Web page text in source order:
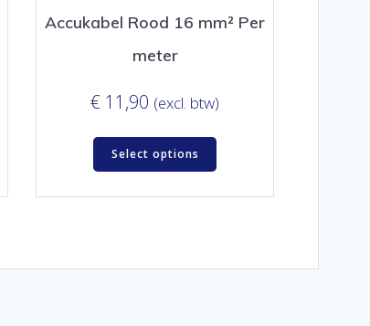
Accukabel Rood 16 mm² Per
meter
€ 11,90 (excl. btw)
Select options